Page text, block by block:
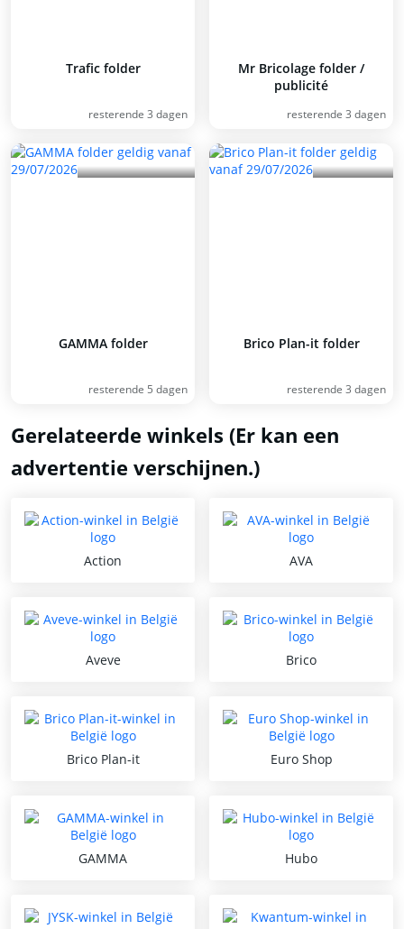
Trafic folder
resterende 3 dagen
Mr Bricolage folder /
publicité
resterende 3 dagen
GAMMA folder
resterende 5 dagen
Brico Plan-it folder
resterende 3 dagen
Gerelateerde winkels (Er kan een
advertentie verschijnen.)
Action AVA
Aveve Brico
Brico Plan-it Euro Shop
GAMMA Hubo